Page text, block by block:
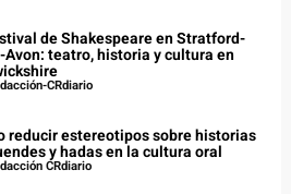
de Shakespeare en Stratford-
Avon: teatro, historia y cultura en
CRdiario
reducir estereotipos sobre historias
y hadas en la cultura oral
CRdiario